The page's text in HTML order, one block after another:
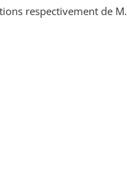
respectivement de